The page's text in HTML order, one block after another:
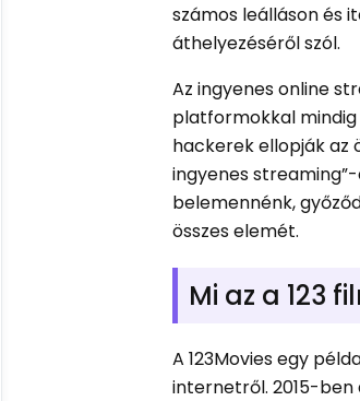
számos leálláson és
áthelyezéséről szól.
Az ingyenes online
platformokkal mindig
hackerek ellopják az
ingyenes
belemennénk,
összes elemét.
Mi az a 123
A 123Movies egy
internetről. 2015-